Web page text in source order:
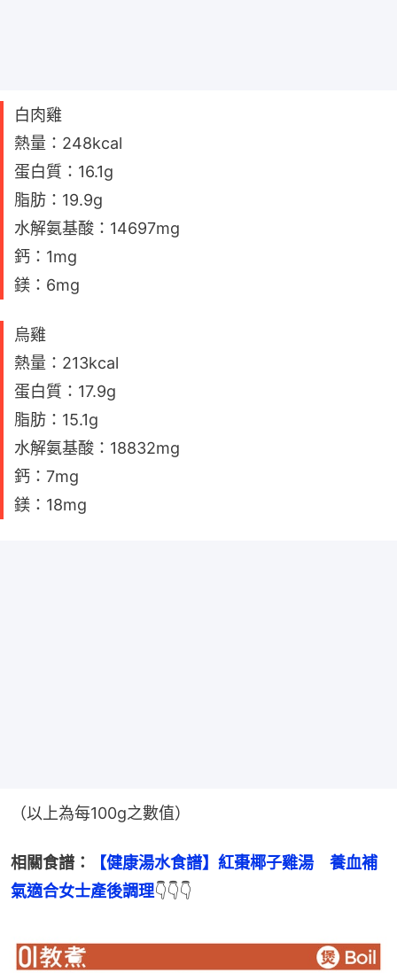
白肉雞
熱量：248kcal
蛋白質：16.1g
脂肪：19.9g
水解氨基酸：14697mg
鈣：1mg
鎂：6mg
烏雞
熱量：213kcal
蛋白質：17.9g
脂肪：15.1g
水解氨基酸：18832mg
鈣：7mg
鎂：18mg
（以上為每100g之數值）
相關食譜：
【健康湯水食譜】紅棗椰子雞湯　養血補
氣適合女士產後調理👇👇👇